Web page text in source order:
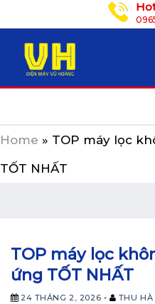
to
content
Home » TOP máy lọc
TỐT NHẤT
TOP máy lọc
ứng TỐT NHẤT
24 THÁNG 2, 2026 - THU HÀ